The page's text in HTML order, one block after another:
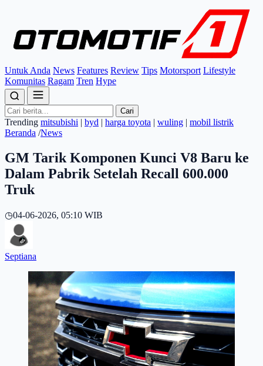
Untuk Anda News Features Review Tips Motorsport Lifestyle
Komunitas Ragam Tren Hype
Cari
Trending mitsubishi | byd | harga toyota | wuling | mobil listrik
Beranda /News
GM Tarik Komponen Kunci V8 Baru ke
Dalam Pabrik Setelah Recall 600.000
Truk
◷04-06-2026, 05:10 WIB
Septiana